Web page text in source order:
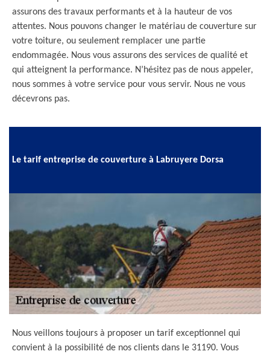
assurons des travaux performants et à la hauteur de vos
attentes. Nous pouvons changer le matériau de couverture sur
votre toiture, ou seulement remplacer une partie
endommagée. Nous vous assurons des services de qualité et
qui atteignent la performance. N’hésitez pas de nous appeler,
nous sommes à votre service pour vous servir. Nous ne vous
décevrons pas.
Le tarif entreprise de couverture à Labruyere Dorsa
Nous veillons toujours à proposer un tarif exceptionnel qui
convient à la possibilité de nos clients dans le 31190. Vous